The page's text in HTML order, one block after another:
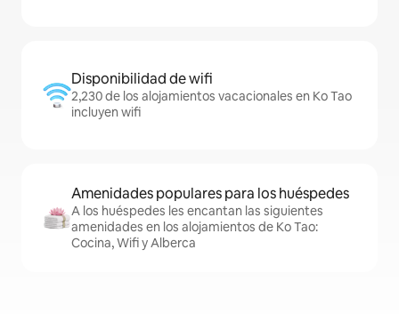
Disponibilidad de wifi
2,230 de los alojamientos vacacionales en Ko Tao
incluyen wifi
Amenidades populares para los huéspedes
A los huéspedes les encantan las siguientes
amenidades en los alojamientos de Ko Tao:
Cocina, Wifi y Alberca